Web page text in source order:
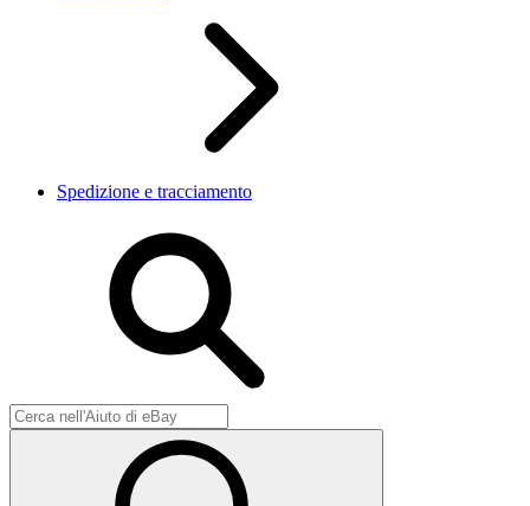
Spedizione e tracciamento